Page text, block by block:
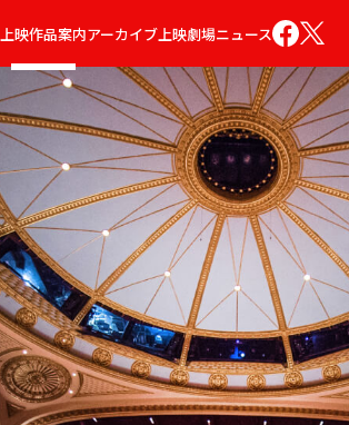
上映作品案内
トスカ
くるみ割り人形
ジゼル
アーカイブ 上映劇場ニュース